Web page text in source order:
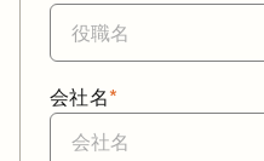
*
会社名